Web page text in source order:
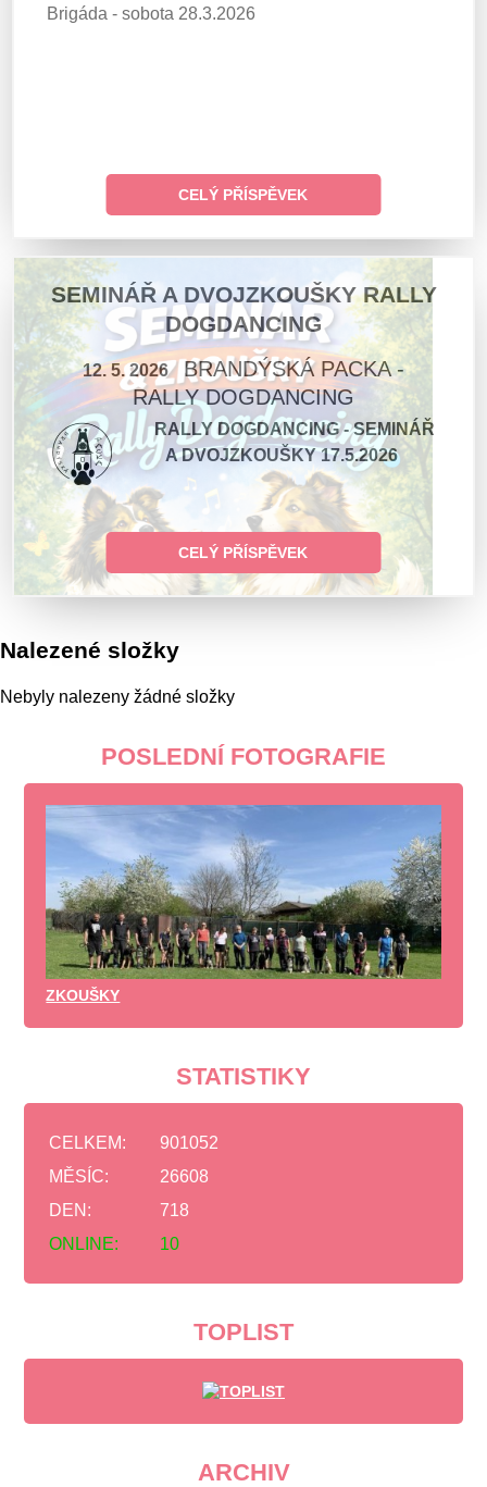
Brigáda - sobota 28.3.2026
CELÝ PŘÍSPĚVEK
SEMINÁŘ A DVOJZKOUŠKY RALLY
DOGDANCING
12. 5. 2026
BRANDÝSKÁ PACKA -
RALLY DOGDANCING
RALLY DOGDANCING - SEMINÁŘ
A DVOJZKOUŠKY 17.5.2026
CELÝ PŘÍSPĚVEK
Nalezené složky
Nebyly nalezeny žádné složky
POSLEDNÍ FOTOGRAFIE
ZKOUŠKY
STATISTIKY
ONLINE: 10
CELKEM:
901052
MĚSÍC:
26608
DEN:
718
TOPLIST
ARCHIV